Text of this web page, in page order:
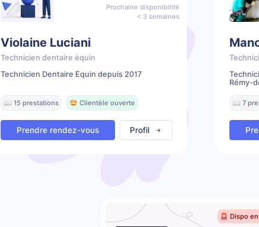
Prochaine disponibilité
< 3 semaines
Violaine Luciani
Technicien dentaire équin
Technicien Dentaire Équin depuis 2017
📖 15 prestations 🤩 Clientèle ouverte
Prendre rendez-vous Profil
Rémy-
📖 7
🚨 Dispo